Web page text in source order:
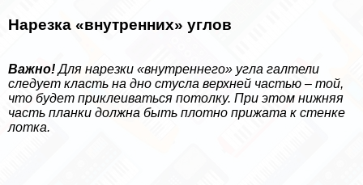
Нарезка «внутренних» углов
Важно! Для нарезки «внутреннего» угла галтели
следует класть на дно стусла верхней частью – той,
что будет приклеиваться потолку. При этом нижняя
часть планки должна быть плотно прижата к стенке
лотка.